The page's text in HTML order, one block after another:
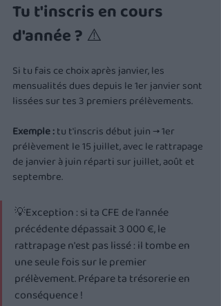
Tu t'inscris en cours
d'année ? ⚠️
Si tu fais ce choix après janvier, les
mensualités dues depuis le 1er janvier sont
lissées sur tes 3 premiers prélèvements.
Exemple : tu t'inscris début juin → 1er
prélèvement le 15 juillet, avec le rattrapage
de janvier à juin réparti sur juillet, août et
septembre.
💡Exception : si ta CFE de l'année
précédente dépassait 3 000 €, le
rattrapage n'est pas lissé : il tombe en
une seule fois sur le premier
prélèvement. Prépare ta trésorerie en
conséquence !